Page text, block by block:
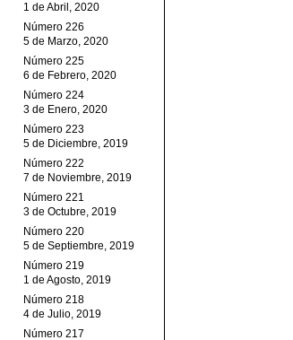
1 de Abril, 2020
Número 226
5 de Marzo, 2020
Número 225
6 de Febrero, 2020
Número 224
3 de Enero, 2020
Número 223
5 de Diciembre, 2019
Número 222
7 de Noviembre, 2019
Número 221
3 de Octubre, 2019
Número 220
5 de Septiembre, 2019
Número 219
1 de Agosto, 2019
Número 218
4 de Julio, 2019
Número 217